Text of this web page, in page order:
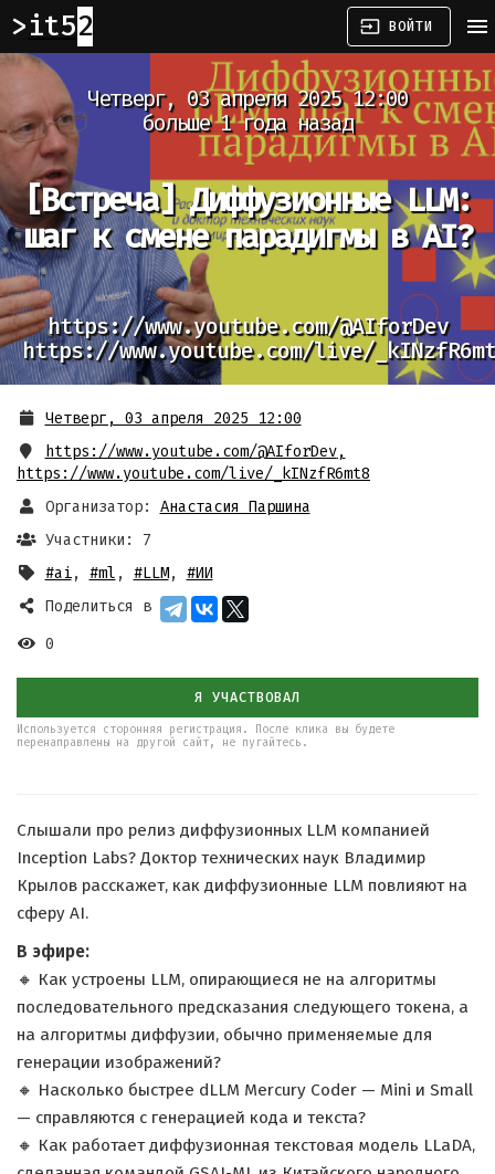
it52 input ВОЙТИ menu
Четверг, 03 апреля 2025 12:00
больше 1 года назад
[Встреча] Диффузионные LLM:
шаг к смене парадигмы в AI?
https://www.youtube.com/@AIforDev
https://www.youtube.com/live/
Четверг, 03 апреля 2025 12:00
https://www.youtube.com/@AIforDev,
https://www.youtube.com/live/_kINzfR6mt8
Организатор:
Анастасия Паршина
Участники: 7
#ai, #ml , #LLM, #ИИ
Поделиться в
0
Я УЧАСТВОВАЛ
Используется сторонняя регистрация. После клика вы будете
перенаправлены на другой сайт, не пугайтесь.
Слышали про релиз диффузионных LLM компанией
Inception Labs? Доктор технических наук Владимир
Крылов расскажет, как диффузионные LLM повлияют на
сферу AI.
В эфире:
🔸 Как устроены LLM, опирающиеся не на алгоритмы
последовательного предсказания следующего токена, а
на алгоритмы диффузии, обычно применяемые для
генерации изображений?
🔸 Насколько быстрее dLLM Mercury Coder — Mini и Small
— справляются с генерацией кода и текста?
🔸 Как работает диффузионная текстовая модель LLaDA,